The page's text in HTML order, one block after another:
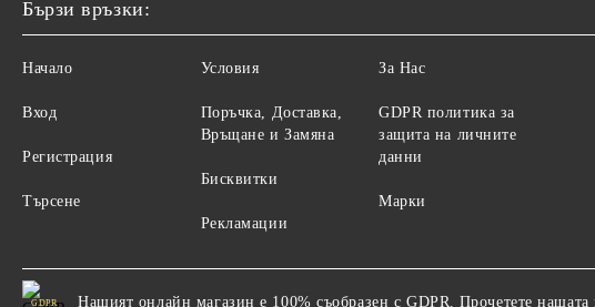
Бързи връзки:
Начало
Вход
Регистрация
Търсене
Условия
Поръчка, Доставка,
Връщане и Замяна
Бисквитки
Рекламации
За Нас
GDPR политика за
защита на личните
данни
Марки
GDPR Нашият онлайн магазин е 100% съобразен с GDPR. Прочетете нашата